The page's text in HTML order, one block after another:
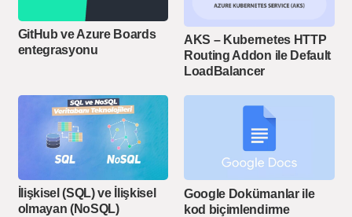
GitHub ve Azure Boards
entegrasyonu
AKS – Kubernetes HTTP
Routing Addon ile Default
LoadBalancer
İlişkisel (SQL) ve İlişkisel
olmayan (NoSQL)
Google Dokümanlar ile
kod biçimlendirme